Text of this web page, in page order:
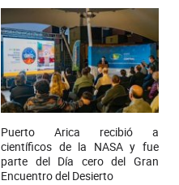
Puerto Arica recibió a
científicos de la NASA y fue
parte del Día cero del Gran
Encuentro del Desierto